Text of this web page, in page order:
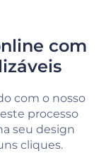
com
com o nosso
processo
seu design
cliques.